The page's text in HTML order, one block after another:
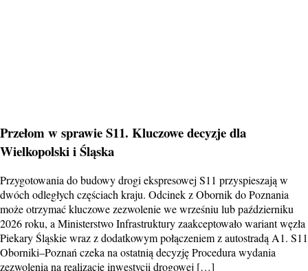
Przełom w sprawie S11. Kluczowe decyzje dla
Wielkopolski i Śląska
Przygotowania do budowy drogi ekspresowej S11 przyspieszają w
dwóch odległych częściach kraju. Odcinek z Obornik do Poznania
może otrzymać kluczowe zezwolenie we wrześniu lub październiku
2026 roku, a Ministerstwo Infrastruktury zaakceptowało wariant węzła
Piekary Śląskie wraz z dodatkowym połączeniem z autostradą A1. S11
Oborniki–Poznań czeka na ostatnią decyzję Procedura wydania
zezwolenia na realizację inwestycji drogowej […]